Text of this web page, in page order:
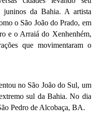
juninos da Bahia. A artista
o São João do Prado, em
e o Arraiá do Xenhenhém,
que movimentaram o
no São João do Sul, um
sul da Bahia. No dia
Pedro de Alcobaça, BA.